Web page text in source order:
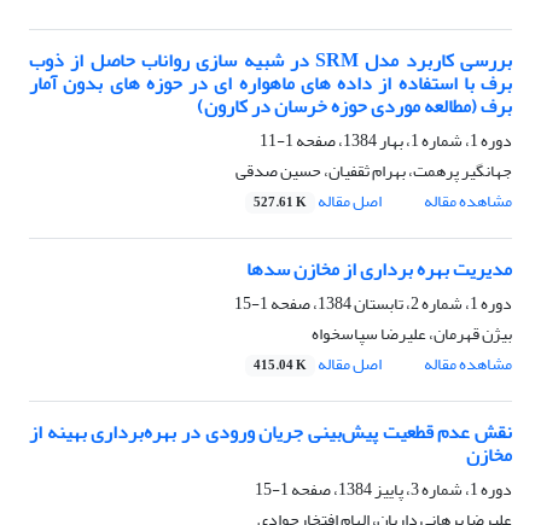
بررسی کاربرد مدل SRM در شبیه سازی رواناب حاصل از ذوب
برف با استفاده از داده های ماهواره ای در حوزه های بدون آمار
برف (مطالعه موردی حوزه خرسان در کارون)
دوره 1، شماره 1، بهار 1384، صفحه
1-11
جهانگیر پرهمت، بهرام ثقفیان، حسین صدقی
مشاهده مقاله
اصل مقاله 527.61 K
مدیریت بهره برداری از مخازن سدها
دوره 1، شماره 2، تابستان 1384، صفحه
1-15
بیژن قهرمان، علیرضا سپاسخواه
مشاهده مقاله
اصل مقاله 415.04 K
نقش عدم قطعیت پیش‌بینی جریان ورودی در بهره‌برداری بهینه از
مخازن
دوره 1، شماره 3، پاییز 1384، صفحه
1-15